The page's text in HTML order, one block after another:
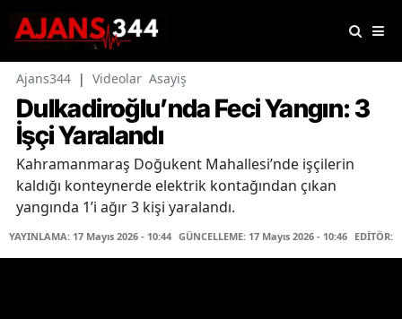
Ajans344 | Videolar Asayiş
Dulkadiroğlu’nda Feci Yangın: 3
İşçi Yaralandı
Kahramanmaraş Doğukent Mahallesi’nde işçilerin
kaldığı konteynerde elektrik kontağından çıkan
yangında 1’i ağır 3 kişi yaralandı.
YAYINLAMA: 17 Mayıs 2026 - 10:44 GÜNCELLEME: 17 Mayıs 2026 - 10:46 EDİTÖR: